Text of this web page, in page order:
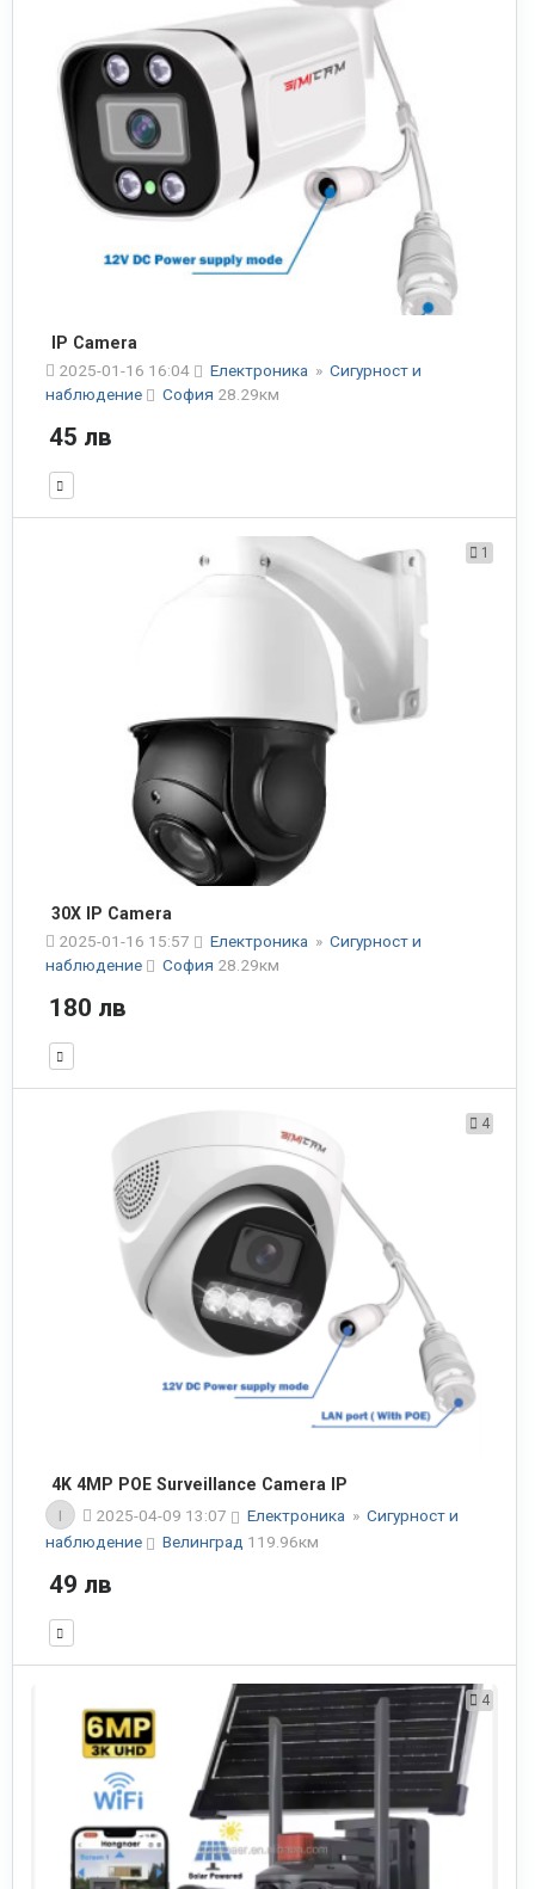
IP Camera
2025-01-16 16:04
Електроника » Сигурност и
наблюдение
София 28.29км
45 лв
1
30X IP Camera
2025-01-16 15:57
Електроника » Сигурност и
наблюдение
София 28.29км
180 лв
4
4K 4MP POE Surveillance Camera IP
I
2025-04-09 13:07 Електроника » Сигурност и
наблюдение
Велинград 119.96км
49 лв
4